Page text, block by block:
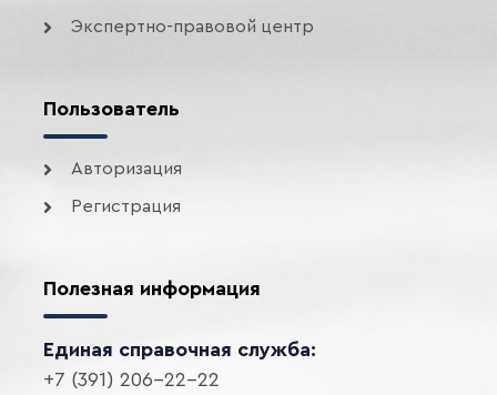
Экспертно-правовой центр
Пользователь
Авторизация
Регистрация
Полезная информация
Единая справочная служба:
+7 (391) 206-22-22